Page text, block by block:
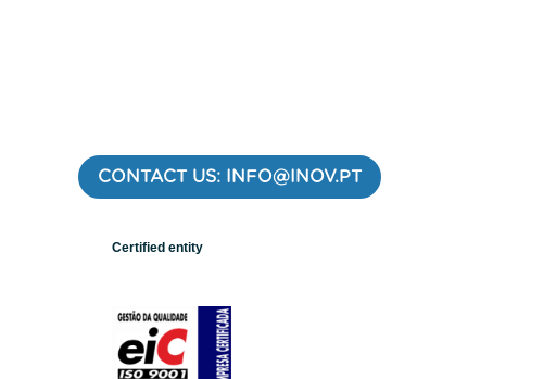
CONTACT US: INFO@INOV.PT
Certified entity